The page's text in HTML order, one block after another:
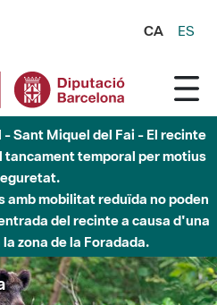
CA ES
Sant Miquel del Fai - El recinte
tancament temporal per motius
amb mobilitat reduïda no poden
del recinte a causa d'una
zona de la Foradada.